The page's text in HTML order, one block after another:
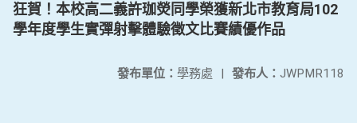
狂賀！本校高二義許珈熒同學榮獲新北市教育局102
學年度學生實彈射擊體驗徵文比賽績優作品
發布人： JWPMR118
發布單位： 學務處 |